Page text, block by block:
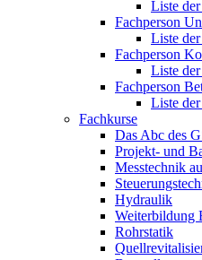
Liste
Fachperson
Liste
Fachperson
Liste
Fachperson
Liste
Fachkurse
Das Abc des
Projekt- und
Messtechnik
Hydraulik
Weiterbildung
Rohrstatik